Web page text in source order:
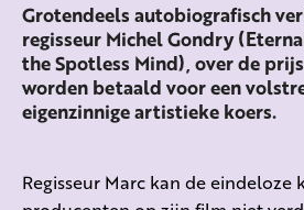
Grotendeels autobiografisch
regisseur Michel Gondry
the Spotless Mind), over de
worden betaald voor een
eigenzinnige artistieke koers.
Regisseur Marc kan de eindeloze